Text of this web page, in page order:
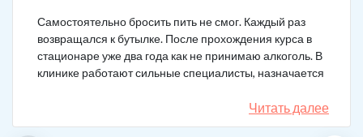
Самостоятельно бросить пить не смог. Каждый раз
возвращался к бутылке. После прохождения курса в
стационаре уже два года как не принимаю алкоголь. В
клинике работают сильные специалисты, назначается
Читать далее